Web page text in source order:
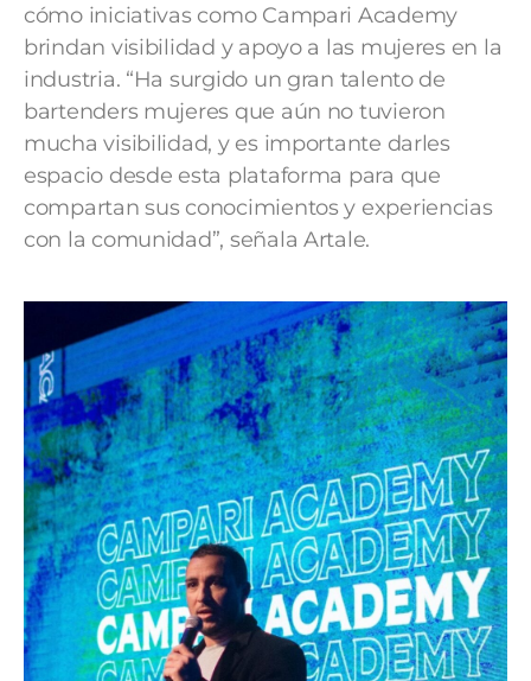
cómo iniciativas como Campari Academy
brindan visibilidad y apoyo a las mujeres en la
industria. “Ha surgido un gran talento de
bartenders mujeres que aún no tuvieron
mucha visibilidad, y es importante darles
espacio desde esta plataforma para que
compartan sus conocimientos y experiencias
con la comunidad”, señala Artale.